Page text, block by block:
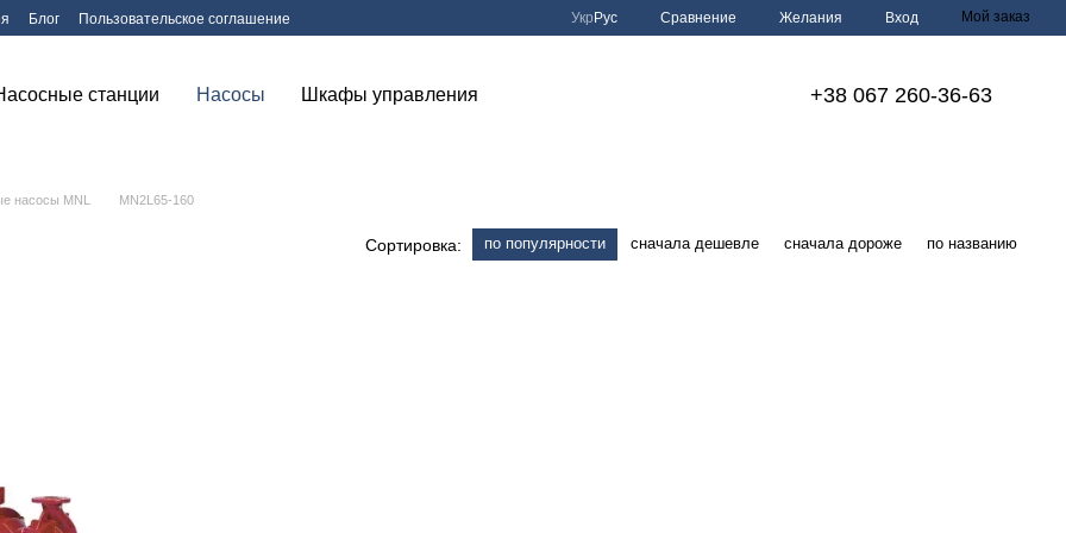
Блог Пользовательское соглашение Укр Рус Сравнение Желания Вход Мой заказ
станции Насосы Шкафы управления +38 067 260-36-63
насосы МNL MN2L65-160
Сортировка: по популярности сначала дешевле сначала дороже по названию